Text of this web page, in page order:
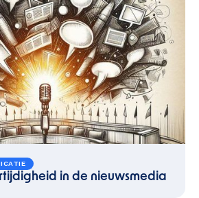
in de nieuwsmedia